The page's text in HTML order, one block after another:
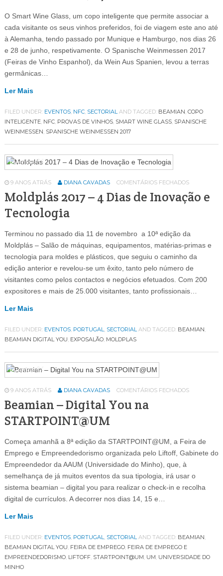
O Smart Wine Glass, um copo inteligente que permite associar a
cada visitante os seus vinhos preferidos, foi de viagem este ano até
à Alemanha, tendo passado por Munique e Hamburgo, nos dias 26
e 28 de junho, respetivamente. O Spanische Weinmessen 2017
(Feiras de Vinho Espanhol), da Wein Aus Spanien, levou a terras
germânicas…
Ler Mais
FILED UNDER: EVENTOS, NFC, SECTORIAL AND TAGGED: BEAMIAN, COPO
INTELIGENTE, NFC, PROVAS DE VINHOS, SMART WINE GLASS, SPANISCHE
WEINMESSEN, SPANISCHE WEINMESSEN 2017
Eventos64
9 ANOS ATRÁS DIANA CAVADAS COMENTÁRIOS FECHADOS
Moldplás 2017 – 4 Dias de Inovação e
Tecnologia
Terminou no passado dia 11 de novembro a 10ª edição da
Moldplás – Salão de máquinas, equipamentos, matérias-primas e
tecnologia para moldes e plásticos, que seguiu o caminho da
edição anterior e revelou-se um êxito, tanto pelo número de
visitantes como pelos contactos e negócios efetuados. Com 200
expositores e mais de 25.000 visitantes, tanto profissionais…
Ler Mais
FILED UNDER: EVENTOS, PORTUGAL, SECTORIAL AND TAGGED: BEAMIAN,
BEAMIAN DIGITAL YOU, EXPOSALÃO, MOLDPLAS
Eventos64
9 ANOS ATRÁS DIANA CAVADAS COMENTÁRIOS FECHADOS
Beamian – Digital You na
STARTPOINT@UM
Começa amanhã a 8ª edição da STARTPOINT@UM, a Feira de
Emprego e Empreendedorismo organizada pelo Liftoff, Gabinete do
Empreendedor da AAUM (Universidade do Minho), que, à
semelhança de já muitos eventos da sua tipologia, irá usar o
sistema beamian – digital you para realizar o check-in e recolha
digital de currículos. A decorrer nos dias 14, 15 e…
Ler Mais
FILED UNDER: EVENTOS, PORTUGAL, SECTORIAL AND TAGGED: BEAMIAN,
BEAMIAN DIGITAL YOU, FEIRA DE EMPREGO, FEIRA DE EMPREGO E
EMPREENDEDORISMO, LIFTOFF, STARTPOINT@UM, UM, UNIVERSIDADE DO
MINHO